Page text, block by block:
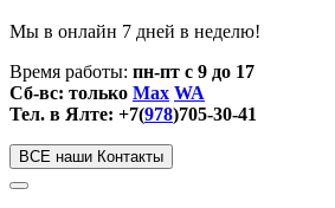
Мы в онлайн 7 дней в неделю!
Время работы: пн-пт с 9 до 17
Сб-вс: только Max WA
Тел. в Ялте: +7(978)705-30-41
ВСЕ наши Контакты